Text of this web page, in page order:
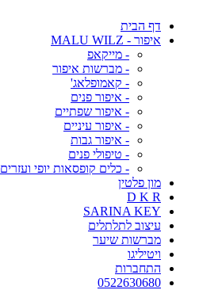
דף הבית
איפור - MALU WILZ
- מייקאפ
- מברשות איפור
- קאמופלאג'
- איפור פנים
- איפור שפתיים
- איפור עיניים
- איפור גבות
- טיפולי פנים
- כלים קופסאות יופי ועזרים
מון פלטין
D K R
SARINA KEY
עיצוב לתלתלים
מברשות שיער
ויטיליגו
התחברות
0522630680